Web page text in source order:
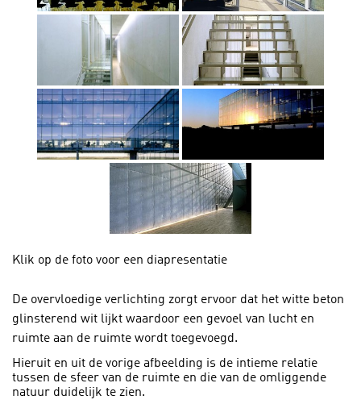
Klik op de foto voor een diapresentatie
De overvloedige verlichting zorgt ervoor dat het witte beton
glinsterend wit lijkt waardoor een gevoel van lucht en
ruimte aan de ruimte wordt toegevoegd.
Hieruit en uit de vorige afbeelding is de intieme relatie
tussen de sfeer van de ruimte en die van de omliggende
natuur duidelijk te zien.